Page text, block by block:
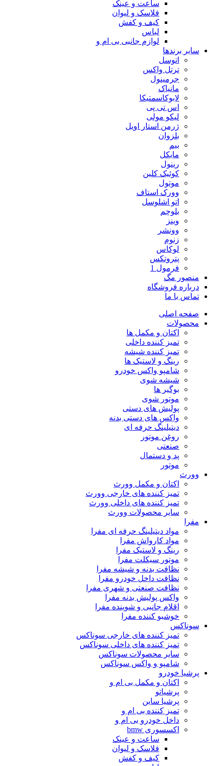
ساعت و عینک
فلاسک و لیوان
کیف و کفش
لباس
لوازم جانبی بی ام و
سایر برندها
اتوسل
ترتل واکس
جرمینول
مانیاک
لابوکاسمتیکا
اس تی پی
لیکو مولی
ژرمن استار اویل
بلزوان
بیم
مایکل
رینول
کوئیک کلین
موتول
وورک استاف
اتو اشلوسل
بلوچم
وینز
وونشر
زنوم
لوکاس
پتروتکس
فرمول 1
منصور مگ
درباره فروشگاه
تماس با ما
صفحه اصلی
محصولات
اکتان و مکمل ها
تمیز کننده داخلی
تمیز کننده شیشه
رینگ و لاستیک ها
شامپو واکس خودرو
شیشه شوی
بوگیر ها
موتور شوی
پولیش های دستی
واکس های دستی بدنه
دیتیلینگ حرفه ای
روغن موتور
صنعتی
پد و دستمال
موتور
وورث
اکتان و مکمل وورث
تمیز کننده های خارجی وورث
تمیز کننده های داخلی وورث
سایر محصولات وورث
مفرا
مواد دیتیلینگ حرفه ای مفرا
مواد کارواش مفرا
رینگ و لاستیک مفرا
موتور سیکلت مفرا
نظافت بدنه و شیشه مفرا
نظافت داخل خودرو مفرا
نظافت صنعتی و شهری مفرا
واکس پولیش بدنه مفرا
اقلام جانبی و شوینده مفرا
خوشبو کننده مفرا
سوناکس
تمیز کننده های خارجی سوناکس
تمیز کننده های داخلی سوناکس
سایر محصولات سوناکس
شامپو و واکس سوناکس
پرشیا خودرو
اکتان و مکمل بی ام و
پرشیاتو
پرشیا ساین
تمیز کننده بی ام و
داخل خودرو بی ام و
اکسسوری bmw
ساعت و عینک
فلاسک و لیوان
کیف و کفش